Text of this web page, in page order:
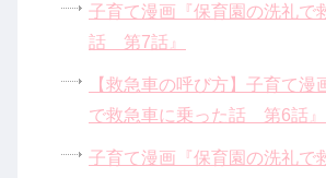
子育て漫画『保育園の洗礼で
話 第7話』
【救急車の呼び方】子育て漫
で救急車に乗った話 第6話』
子育て漫画『保育園の洗礼で